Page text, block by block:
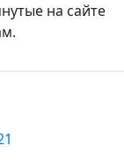
на сайте